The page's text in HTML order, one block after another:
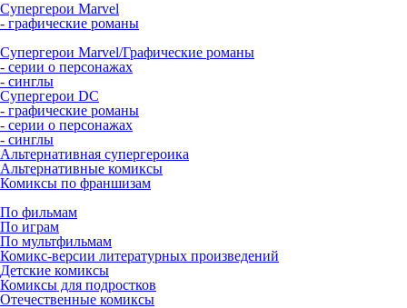
Супергерои Marvel
- графические романы
Супергерои Marvel/Графические романы
- серии о персонажах
- синглы
Супергерои DC
- графические романы
- серии о персонажах
- синглы
Альтернативная супергероика
Альтернативные комиксы
Комиксы по франшизам
По фильмам
По играм
По мультфильмам
Комикс-версии литературных произведений
Детские комиксы
Комиксы для подростков
Отечественные комиксы